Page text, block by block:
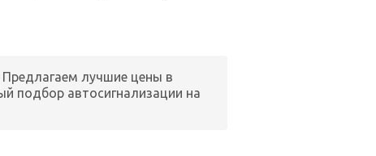
Предлагаем лучшие цены в
подбор автосигнализации на